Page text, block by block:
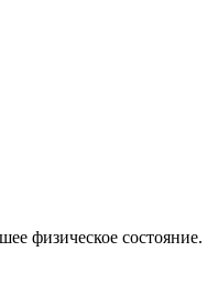
физическое состояние.